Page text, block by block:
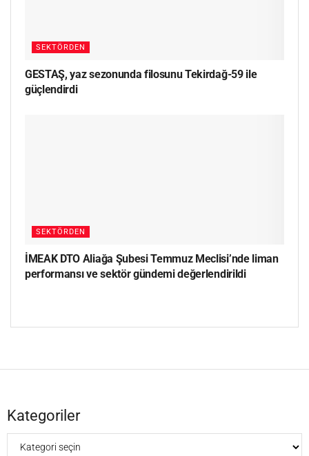
SEKTÖRDEN
GESTAŞ, yaz sezonunda filosunu Tekirdağ-59 ile
güçlendirdi
SEKTÖRDEN
İMEAK DTO Aliağa Şubesi Temmuz Meclisi’nde liman
performansı ve sektör gündemi değerlendirildi
Kategoriler